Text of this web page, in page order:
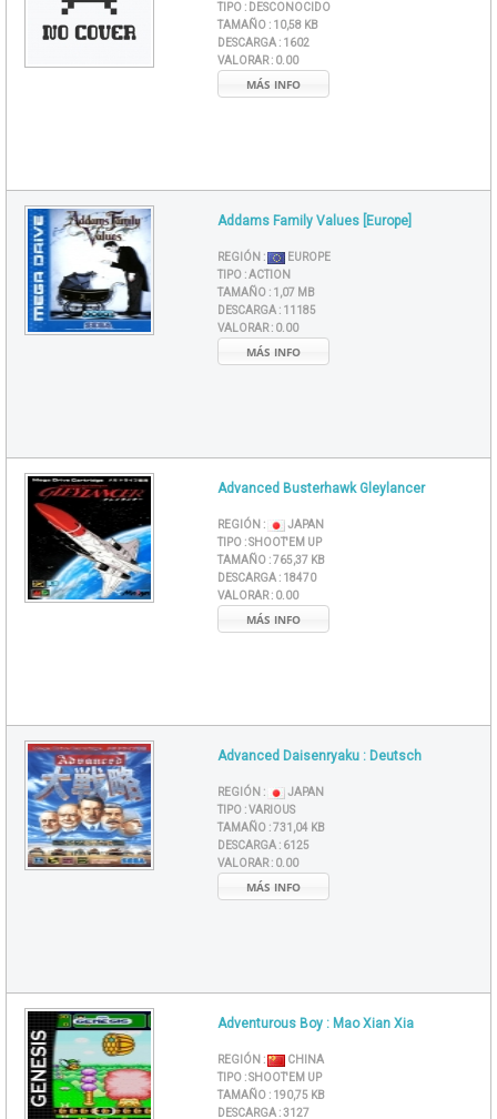
TIPO : DESCONOCIDO
TAMAÑO : 10,58 KB
DESCARGA : 1602
VALORAR : 0.00
MÁS INFO
Addams Family Values [Europe]
REGIÓN :
EUROPE
TIPO :ACTION
TAMAÑO : 1,07 MB
DESCARGA : 11185
VALORAR : 0.00
MÁS INFO
Advanced Busterhawk Gleylancer
REGIÓN :
JAPAN
TIPO :SHOOT'EM UP
TAMAÑO :765,37 KB
DESCARGA : 18470
VALORAR : 0.00
MÁS INFO
Advanced Daisenryaku : Deutsch
REGIÓN :
JAPAN
TIPO :VARIOUS
TAMAÑO :731,04 KB
DESCARGA : 6125
VALORAR : 0.00
MÁS INFO
Adventurous Boy : Mao Xian Xia
REGIÓN :
CHINA
TIPO :SHOOT'EM UP
TAMAÑO : 190,75 KB
DESCARGA :3127